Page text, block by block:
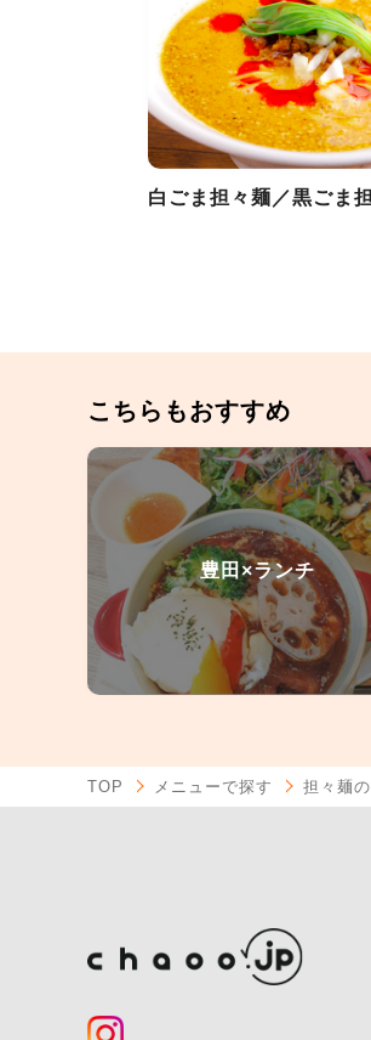
白ごま担々麺／黒ごま
こちらもおすすめ
豊田×ランチ
TOP メニューで探す 担々麺